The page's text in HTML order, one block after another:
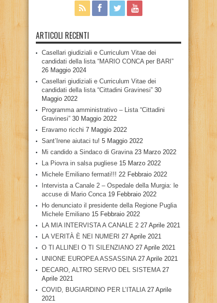
ARTICOLI RECENTI
Casellari giudiziali e Curriculum Vitae dei
candidati della lista “MARIO CONCA per BARI”
26 Maggio 2024
Casellari giudiziali e Curriculum Vitae dei
candidati della lista “Cittadini Gravinesi” 30
Maggio 2022
Programma amministrativo – Lista “Cittadini
Gravinesi” 30 Maggio 2022
Eravamo ricchi 7 Maggio 2022
Sant’Irene aiutaci tu! 5 Maggio 2022
Mi candido a Sindaco di Gravina 23 Marzo 2022
La Piovra in salsa pugliese 15 Marzo 2022
Michele Emiliano fermati!!! 22 Febbraio 2022
Intervista a Canale 2 – Ospedale della Murgia: le
accuse di Mario Conca 19 Febbraio 2022
Ho denunciato il presidente della Regione Puglia
Michele Emiliano 15 Febbraio 2022
LA MIA INTERVISTA A CANALE 2 27 Aprile 2021
LA VERITÀ È NEI NUMERI 27 Aprile 2021
O TI ALLINEI O TI SILENZIANO 27 Aprile 2021
UNIONE EUROPEA ASSASSINA 27 Aprile 2021
DECARO, ALTRO SERVO DEL SISTEMA 27
Aprile 2021
COVID, BUGIARDINO PER L’ITALIA 27 Aprile
2021